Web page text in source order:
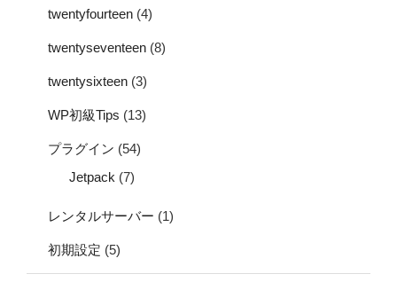
twentyfourteen (4)
twentyseventeen (8)
twentysixteen (3)
WP初級Tips (13)
プラグイン (54)
Jetpack (7)
レンタルサーバー (1)
初期設定 (5)